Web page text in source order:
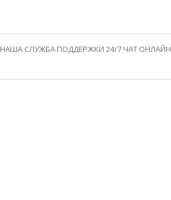
НАША СЛУЖБА ПОДДЕРЖКИ 24/7 ЧАТ ОНЛАЙН